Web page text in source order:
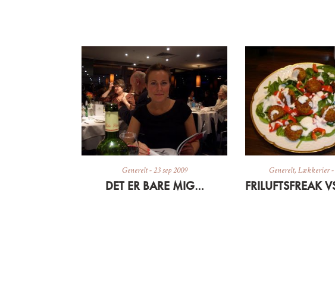
Generelt-23 sep 2009
DET ER BARE MIG…
Generelt, Lækkerier-